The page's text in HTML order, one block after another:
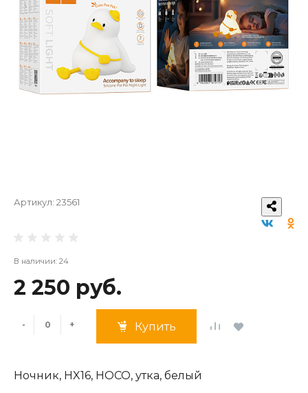
Артикул: 23561
В наличии: 24
2 250 руб.
- + Купить
Ночник, HX16, HOCO, утка, белый